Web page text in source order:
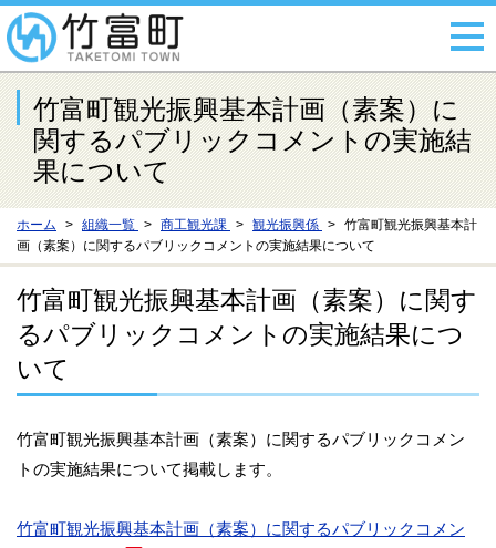
竹富町観光振興基本計画（素案）に
関するパブリックコメントの実施結
果について
ホーム 組織一覧 商工観光課 観光振興係
竹富町観光振興基本計
画（素案）に関するパブリックコメントの実施結果について
竹富町観光振興基本計画（素案）に関す
るパブリックコメントの実施結果につ
いて
竹富町観光振興基本計画（素案）に関するパブリックコメン
トの実施結果について掲載します。
竹富町観光振興基本計画（素案）に関するパブリックコメン